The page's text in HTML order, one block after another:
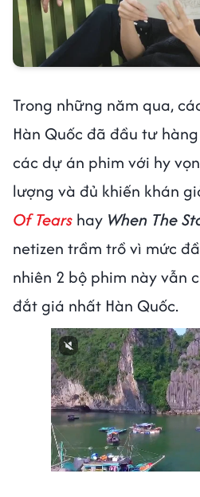
Trong những năm qua,
Hàn Quốc đã đầu tư
các dự án phim với hy
lượng và đủ khiến khán
Of Tears hay When The
netizen trầm trồ vì mức
nhiên 2 bộ phim này vẫn
đắt giá nhất Hàn Quốc.
Next video in 2